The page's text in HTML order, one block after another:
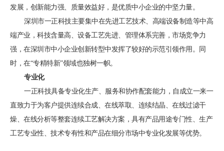
发展，创新能力强、质量效益好，是优质中小企业的中坚力量。
深圳市一正科技主要集中在先进工艺技术、高端设备制造等中高
端产业，科技含量高、设备工艺先进、管理体系完善，市场竞争力
强，在深圳市中小企业创新转型中发挥了较好的示范引领作用。同
时，在“专精特新”领域也独树一帜。
专业化
一正科技具备专业化生产、服务和协作配套能力，自成立一来一
直致力于为客户提供连续合成、在线萃取、连续结晶、在线过滤干
燥、在线分析等整套连续工艺解决方案，具有产品用途专门性、生产
工艺专业性、技术专有性和产品在细分市场中专业化发展等优势。